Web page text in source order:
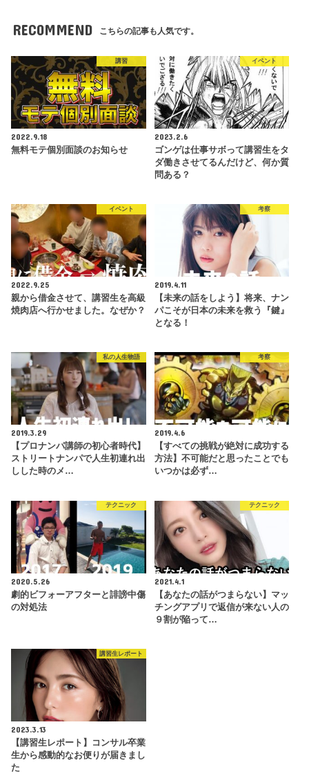
RECOMMEND こちらの記事も人気です。
講習
2022.9.18
無料モテ個別面談のお知らせ
イベント
2023.2.6
ゴンゲは仕事サボって講習生をタ
ダ働きさせてるんだけど、何か質
問ある？
イベント
2022.9.25
親から借金させて、講習生を高級
焼肉店へ行かせました。なぜか？
考察
2019.4.11
【未来の話をしよう】将来、ナン
パこそが日本の未来を救う『鍵』
となる！
私の人生物語
2019.3.29
【プロナンパ講師の初心者時代】
ストリートナンパで人生初連れ出
しした時のメ…
考察
2019.4.6
【すべての挑戦が絶対に成功する
方法】不可能だと思ったことでも
いつかは必ず…
テクニック
2020.5.26
劇的ビフォーアフターと誹謗中傷
の対処法
テクニック
2021.4.1
【あなたの話がつまらない】マッ
チングアプリで返信が来ない人の
９割が陥って…
講習生レポート
2023.3.13
【講習生レポート】コンサル卒業
生から感動的なお便りが届きまし
た